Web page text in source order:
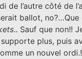
de l’autre côté de
ballot,
.. Sauf que non!!
plus, puis
un nouvel